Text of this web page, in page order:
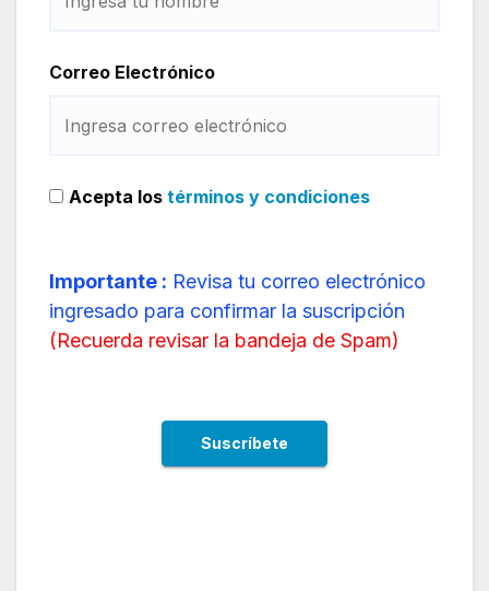
Correo Electrónico
Acepta los términos y condiciones
Importante : Revisa tu correo electrónico
ingresado para confirmar la suscripción
(Recuerda revisar la bandeja de Spam)